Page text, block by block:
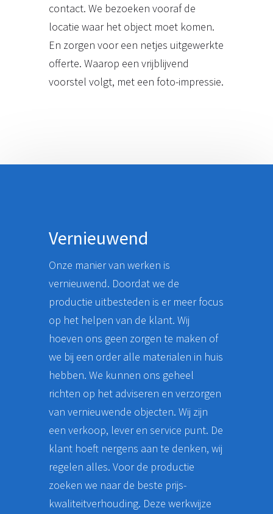
contact. We bezoeken vooraf de
locatie waar het object moet komen.
En zorgen voor een netjes uitgewerkte
offerte. Waarop een vrijblijvend
voorstel volgt, met een foto-impressie.
Vernieuwend
Onze manier van werken is
vernieuwend. Doordat we de
productie uitbesteden is er meer focus
op het helpen van de klant. Wij
hoeven ons geen zorgen te maken of
we bij een order alle materialen in huis
hebben. We kunnen ons geheel
richten op het adviseren en verzorgen
van vernieuwende objecten. Wij zijn
een verkoop, lever en service punt. De
klant hoeft nergens aan te denken, wij
regelen alles. Voor de productie
zoeken we naar de beste prijs-
kwaliteitverhouding. Deze werkwijze